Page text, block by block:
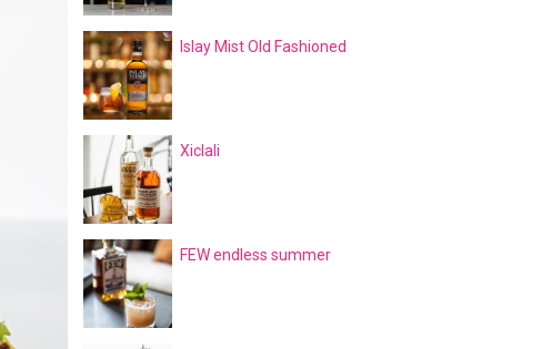
Islay Mist Old Fashioned
Xiclali
FEW endless summer